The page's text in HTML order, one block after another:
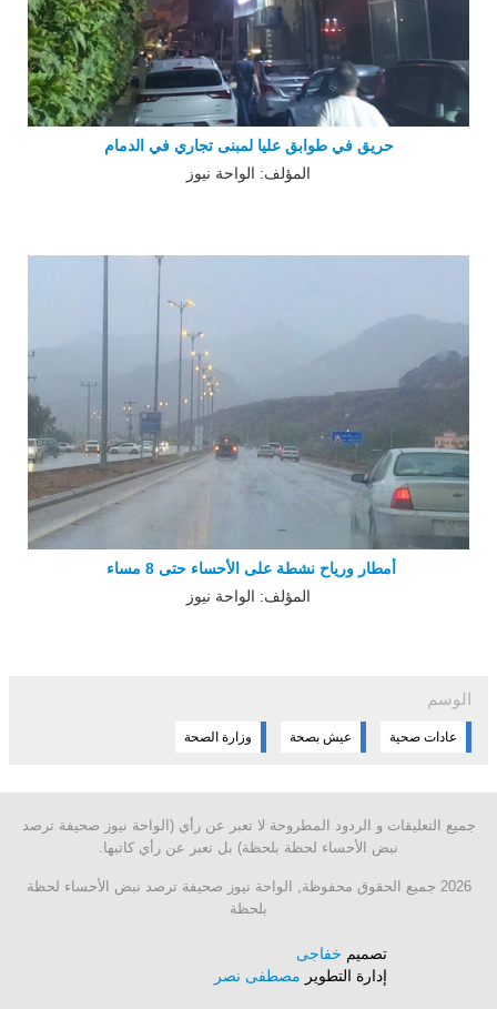
حريق في طوابق عليا لمبنى تجاري في الدمام
المؤلف: الواحة نيوز
أمطار ورياح نشطة على الأحساء حتى 8 مساء
المؤلف: الواحة نيوز
الوسم
عادات صحية عيش بصحة وزارة الصحة
جميع التعليقات و الردود المطروحة لا تعبر عن رأي (الواحة نيوز صحيفة ترصد
نبض الأحساء لحظة بلحظة) بل تعبر عن رأي كاتبها.
2026 جميع الحقوق محفوظة, الواحة نيوز صحيفة ترصد نبض الأحساء لحظة
بلحظة
تصميم خفاجى
إدارة التطوير مصطفى نصر